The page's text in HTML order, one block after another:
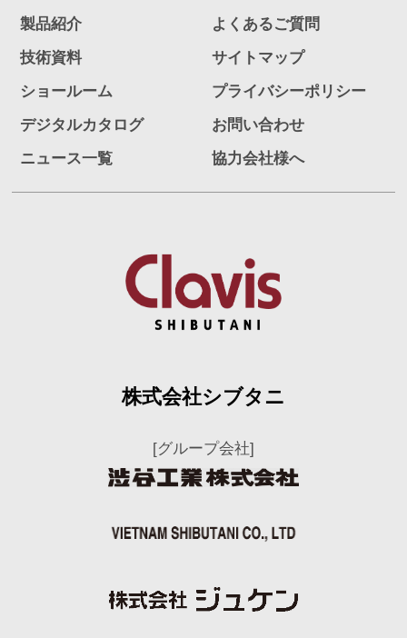
製品紹介
技術資料
ショールーム
デジタルカタログ
ニュース一覧
よくあるご質問
サイトマップ
プライバシーポリシー
お問い合わせ
協力会社様へ
株式会社シブタニ
[グループ会社]